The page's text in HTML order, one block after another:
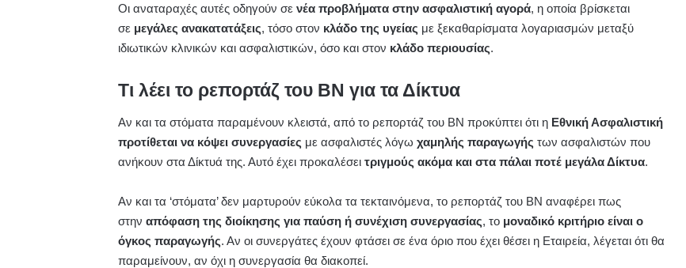
Οι αναταραχές αυτές οδηγούν σενέα προβλήματα στην ασφαλιστική αγορά, η οποία βρίσκεται
σε μεγάλες ανακατατάξεις, τόσο στον κλάδο της υγείας με ξεκαθαρίσματα λογαριασμών μεταξύ
ιδιωτικών κλινικών και ασφαλιστικών, όσο και στον κλάδο περιουσίας.
Τι λέει το ρεπορτάζ του ΒΝ για τα Δίκτυα
Αν και τα στόματα παραμένουν κλειστά, από το ρεπορτάζ του ΒΝ προκύπτει ότι η Εθνική Ασφαλιστική
προτίθεται να κόψει συνεργασίες με ασφαλιστές λόγωχαμηλής παραγωγής των ασφαλιστών που
ανήκουν στα Δίκτυά της. Αυτό έχει προκαλέσειτριγμούς ακόμα και στα πάλαι ποτέ μεγάλα Δίκτυα.
Αν και τα ‘στόματα’ δεν μαρτυρούν εύκολα τα τεκταινόμενα, το ρεπορτάζ του ΒΝ αναφέρει πως
στηναπόφαση της διοίκησης για παύση ή συνέχιση συνεργασίας, το μοναδικό κριτήριο είναι ο
όγκος παραγωγής. Αν οι συνεργάτες έχουν φτάσει σε ένα όριο που έχει θέσει η Εταιρεία, λέγεται ότι θα
παραμείνουν, αν όχι η συνεργασία θα διακοπεί.